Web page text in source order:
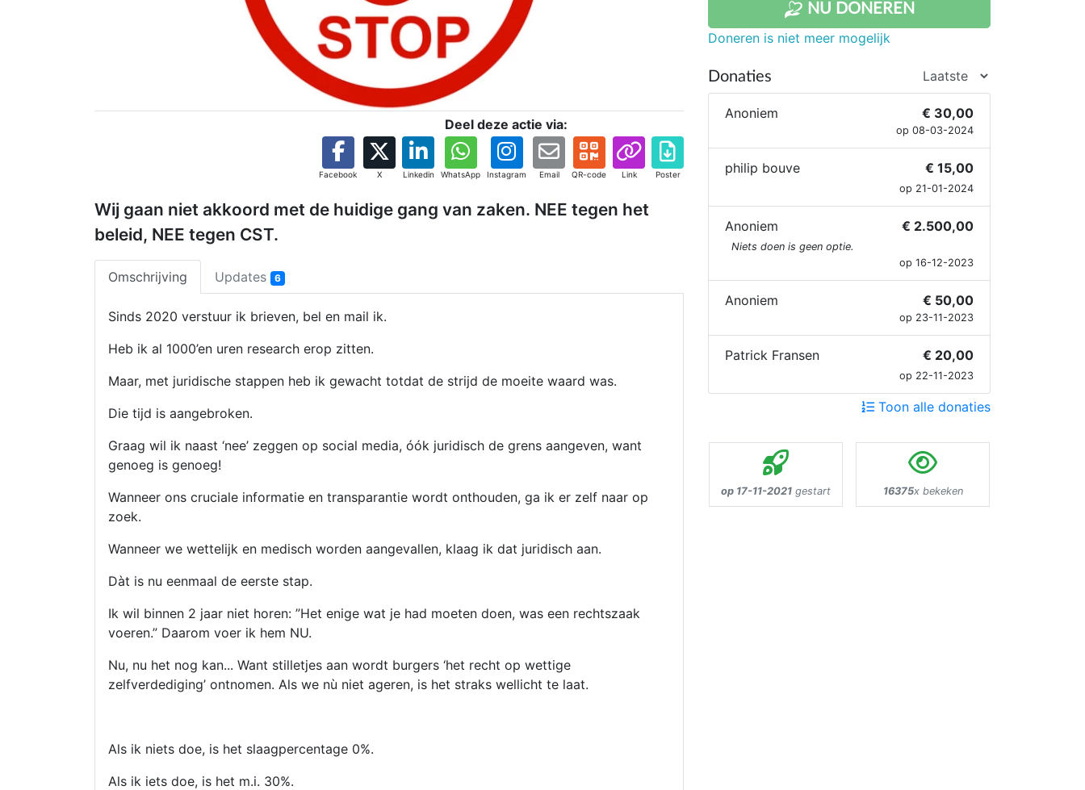
Deel deze actie via:
Facebook X Linkedin WhatsApp Instagram Email QR-code Link Poster
Wij gaan niet akkoord met de huidige gang van zaken. NEE tegen het
beleid, NEE tegen CST.
Omschrijving Updates 6
Sinds 2020 verstuur ik brieven, bel en mail ik.
Heb ik al 1000’en uren research erop zitten.
Maar, met juridische stappen heb ik gewacht totdat de strijd de moeite waard was.
Die tijd is aangebroken.
Graag wil ik naast ‘nee’ zeggen op social media, óók juridisch de grens aangeven, want
genoeg is genoeg!
Wanneer ons cruciale informatie en transparantie wordt onthouden, ga ik er zelf naar op
zoek.
Wanneer we wettelijk en medisch worden aangevallen, klaag ik dat juridisch aan.
Dàt is nu eenmaal de eerste stap.
Ik wil binnen 2 jaar niet horen: ”Het enige wat je had moeten doen, was een rechtszaak
voeren.” Daarom voer ik hem NU.
Nu, nu het nog kan... Want stilletjes aan wordt burgers ‘het recht op wettige
zelfverdediging’ ontnomen. Als we nù niet ageren, is het straks wellicht te laat.
Als ik niets doe, is het slaagpercentage 0%.
Als ik iets doe, is het m.i. 30%.
NU DONEREN
Doneren is niet meer mogelijk
Donaties
Anoniem € 30,00
op 08-03-2024
philip bouve € 15,00
op 21-01-2024
Anoniem € 2.500,00
Niets doen is geen optie.
op 16-12-2023
Anoniem € 50,00
op 23-11-2023
Patrick Fransen € 20,00
op 22-11-2023
Toon alle donaties
op 17-11-2021 gestart 16375x bekeken